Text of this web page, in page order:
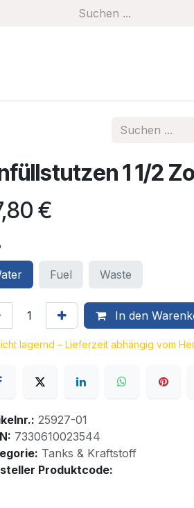
1 1/2
€
Fuel Waste
In den
lagernd – Lieferzeit abhängig vom
25927-01
7330610023544
Tanks & Kraftstoff
Produktcode: